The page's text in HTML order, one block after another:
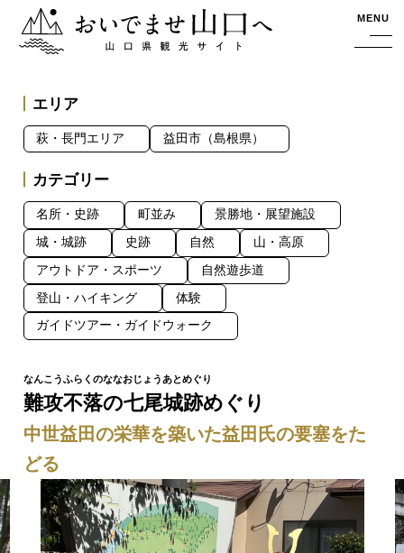
おいでませ山口へー山口県観光サイト MENU
難攻不落の七尾城跡めぐり
中世益田の栄華を築いた益田氏の要塞をた
どる
エリア
萩・長門エリア 益田市（島根県）
カテゴリー
名所・史跡 町並み 景勝地・展望施設
城・城跡 史跡 自然 山・高原
アウトドア・スポーツ 自然遊歩道
登山・ハイキング 体験
ガイドツアー・ガイドウォーク